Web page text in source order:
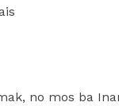
no mos ba